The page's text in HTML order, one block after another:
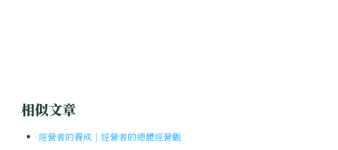
相似文章
經營者的養成｜經營者的總體經營觀